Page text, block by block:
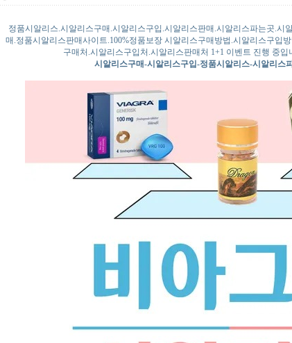
정품시알리스.시알리스구매.시알리스구입.시알리스판매.시알리스파는곳.시
매.정품시알리스판매사이트.100%정품보장 시알리스구매방법.시알리스구입
구매처.시알리스구입처.시알리스판매처 1+1 이벤트 진행 중
시알리스구매-시알리스구입-정품시알리스-시알리스